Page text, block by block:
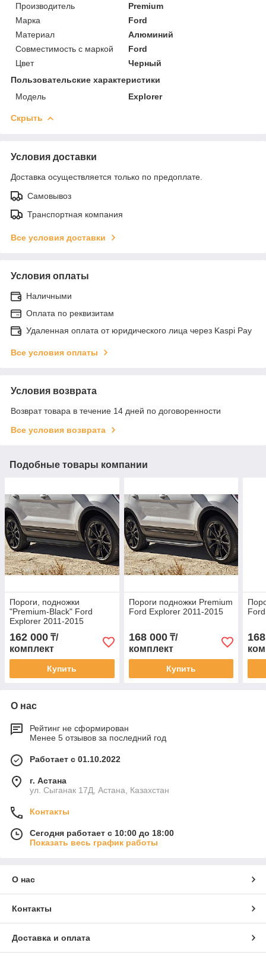
Производитель
Premium
Марка
Ford
Материал
Алюминий
Совместимость с маркой
Ford
Цвет
Черный
Пользовательские характеристики
Модель
Explorer
Скрыть
Условия доставки
Доставка осуществляется только по предоплате.
Самовывоз
Транспортная компания
Все условия доставки
Условия оплаты
Наличными
Оплата по реквизитам
Удаленная оплата от юридического лица через Kaspi Pay
Все условия оплаты
Условия возврата
Возврат товара в течение 14 дней по договоренности
Все условия возврата
Подобные товары компании
Пороги, подножки
"Premium-Black" Ford
Explorer 2011-2015
162 000 ₸/
комплект
Купить
Пороги подножки Premium
Ford Explorer 2011-2015
168 000₸/
комплект
Купить
О нас
Рейтинг не сформирован
Менее 5 отзывов за последний год
Работает с 01.10.2022
г. Астана
ул. Сыганак 17Д, Астана, Казахстан
Контакты
Сегодня работает с 10:00 до 18:00
Показать весь график работы
О нас
Контакты
Доставка и оплата